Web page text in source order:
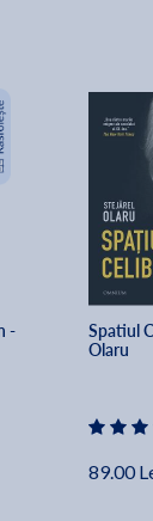
-
Spatiul
Olaru
89.00